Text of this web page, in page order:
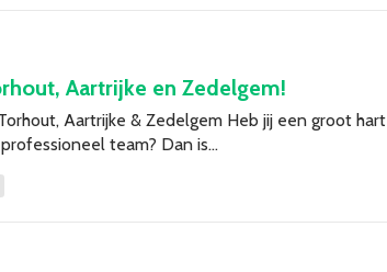
Aartrijke en Zedelgem!
Aartrijke & Zedelgem Heb jij een groot hart
team? Dan is…